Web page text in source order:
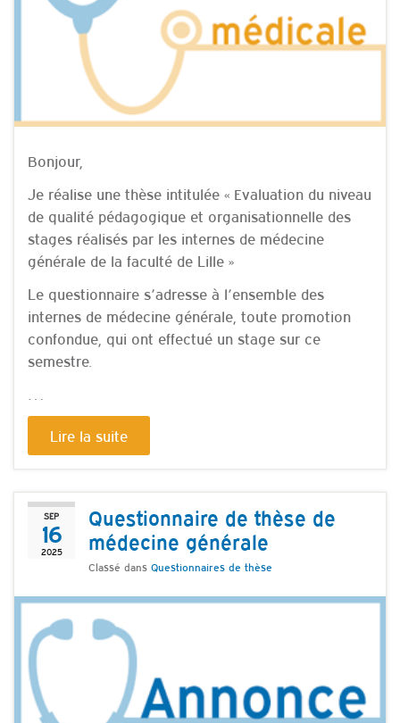
Bonjour,
Je réalise une thèse intitulée « Evaluation du niveau
de qualité pédagogique et organisationnelle des
stages réalisés par les internes de médecine
générale de la faculté de Lille »
Le questionnaire s’adresse à l’ensemble des
internes de médecine générale, toute promotion
confondue, qui ont effectué un stage sur ce
semestre.
Lire la suite
SEP
16
2025
Questionnaire de thèse de
médecine générale
Classé dans Questionnaires de thèse